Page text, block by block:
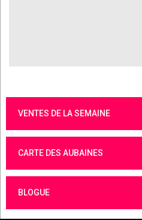
VENTES DE LA SEMAINE
CARTE DES AUBAINES
BLOGUE